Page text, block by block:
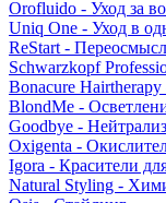
Orofluido - Уход за
Uniq One - Уход в
ReStart -
Schwarzkopf
Bonacure
BlondMe -
Goodbye -
Oxigenta -
Igora - Красители
Natural Styling -